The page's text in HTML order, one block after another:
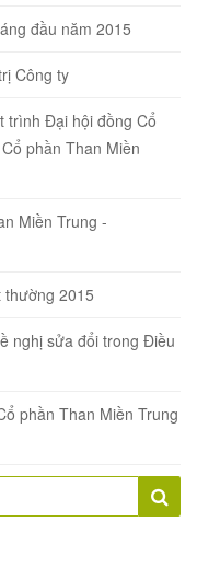
đầu năm 2015
Công ty
trình Đại hội đồng Cổ
phần Than Miền
Miền Trung -
2015
nghị sửa đổi trong Điều
phần Than Miền Trung